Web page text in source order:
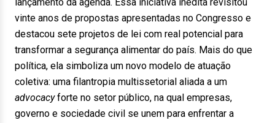
vinte anos de propostas apresentadas no Congresso e
destacou sete projetos de lei com real potencial para
transformar a segurança alimentar do país. Mais do que
política, ela simboliza um novo modelo de atuação
coletiva: uma filantropia multissetorial aliada a um
advocacyforte no setor público, na qual empresas,
governo e sociedade civil se unem para enfrentar a